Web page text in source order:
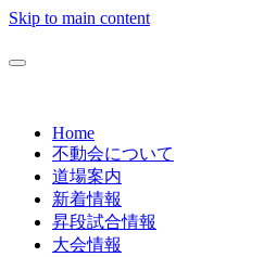
Skip to main content
Home
不動会について
道場案内
新着情報
昇段試合情報
大会情報